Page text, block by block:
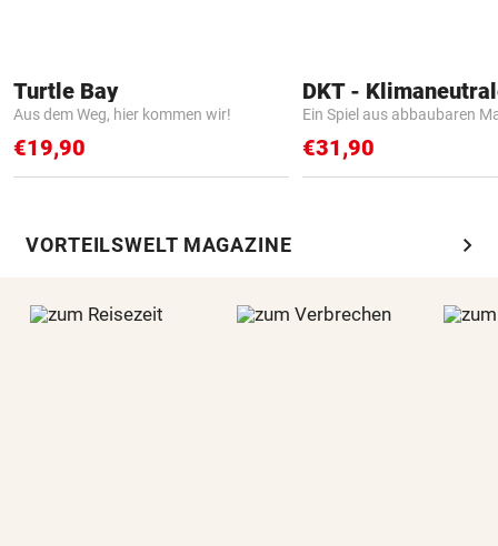
Turtle Bay
Aus dem Weg, hier kommen wir!
€19,90
Ein Spiel aus abbaubaren
€31,90
VORTEILSWELT MAGAZINE chevron_right